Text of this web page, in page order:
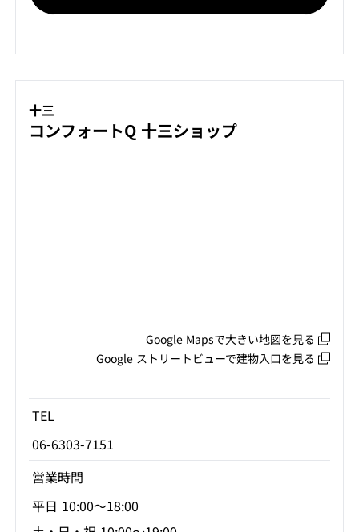
十三
コンフォートQ 十三ショップ
Google Mapsで大きい地図を見る
Google ストリートビューで建物入口を見る
TEL
06-6303-7151
営業時間
平日 10:00～18:00